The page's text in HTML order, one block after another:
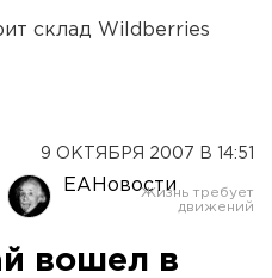
склад Wildberries
9 ОКТЯБРЯ 2007 В 14:51
ЕАНовости
вошел в